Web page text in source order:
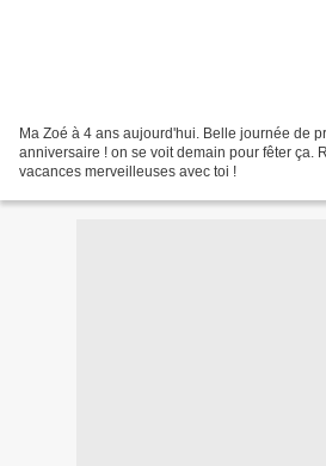
Ma Zoé à 4 ans aujourd'hui. Belle journée de
anniversaire ! on se voit demain pour fêter ça.
vacances merveilleuses avec toi !